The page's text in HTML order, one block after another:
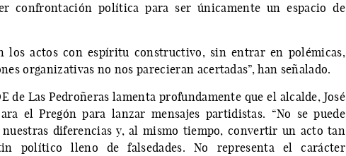
confrontación política para ser únicamente un espacio de
los actos con espíritu constructivo, sin entrar en polémicas,
organizativas no nos parecieran acertadas”, han señalado.
de Las Pedroñeras lamenta profundamente que el alcalde, José
el Pregón para lanzar mensajes partidistas. “No se puede
nuestras diferencias y, al mismo tiempo, convertir un acto tan
político lleno de falsedades. No representa el carácter